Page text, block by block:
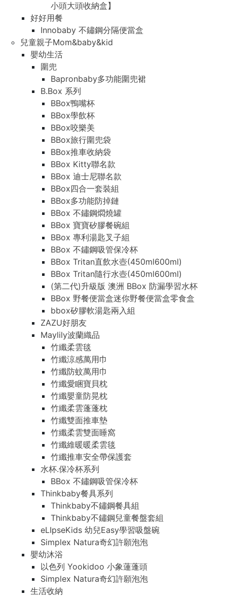
小頭大頭收納盒】
好好用餐
Innobaby 不鏽鋼分隔便當盒
兒童親子Mom&baby&kid
嬰幼生活
圍兜
Bapronbaby多功能圍兜裙
B.Box 系列
BBox鴨嘴杯
BBox學飲杯
BBox咬樂美
BBox旅行圍兜袋
BBox推車收納袋
BBox Kitty聯名款
BBox 迪士尼聯名款
BBox四合一套裝組
BBox多功能防掉鏈
BBox 不鏽鋼燜燒罐
BBox 寶寶矽膠餐碗組
BBox 專利湯匙叉子組
BBox 不鏽鋼吸管保冷杯
BBox Tritan直飲水壺(450ml600ml)
BBox Tritan隨行水壺(450ml600ml)
(第二代)升級版 澳洲 BBox 防漏學習水杯
BBox 野餐便當盒迷你野餐便當盒零食盒
bbox矽膠軟湯匙兩入組
ZAZU好朋友
Maylily波蘭織品
竹纖柔雲毯
竹纖涼感萬用巾
竹纖防蚊萬用巾
竹纖愛睏寶貝枕
竹纖嬰童防晃枕
竹纖柔雲蓬蓬枕
竹纖雙面推車墊
竹纖柔雲雙面睡窩
竹纖維暖暖柔雲毯
竹纖推車安全帶保護套
水杯.保冷杯系列
BBox 不鏽鋼吸管保冷杯
Thinkbaby餐具系列
Thinkbaby不鏽鋼餐具組
Thinkbaby不鏽鋼兒童餐盤套組
eLIpseKids 幼兒Easy學習吸盤碗
Simplex Natura奇幻許願泡泡
嬰幼沐浴
以色列 Yookidoo 小象蓮蓬頭
Simplex Natura奇幻許願泡泡
生活收納